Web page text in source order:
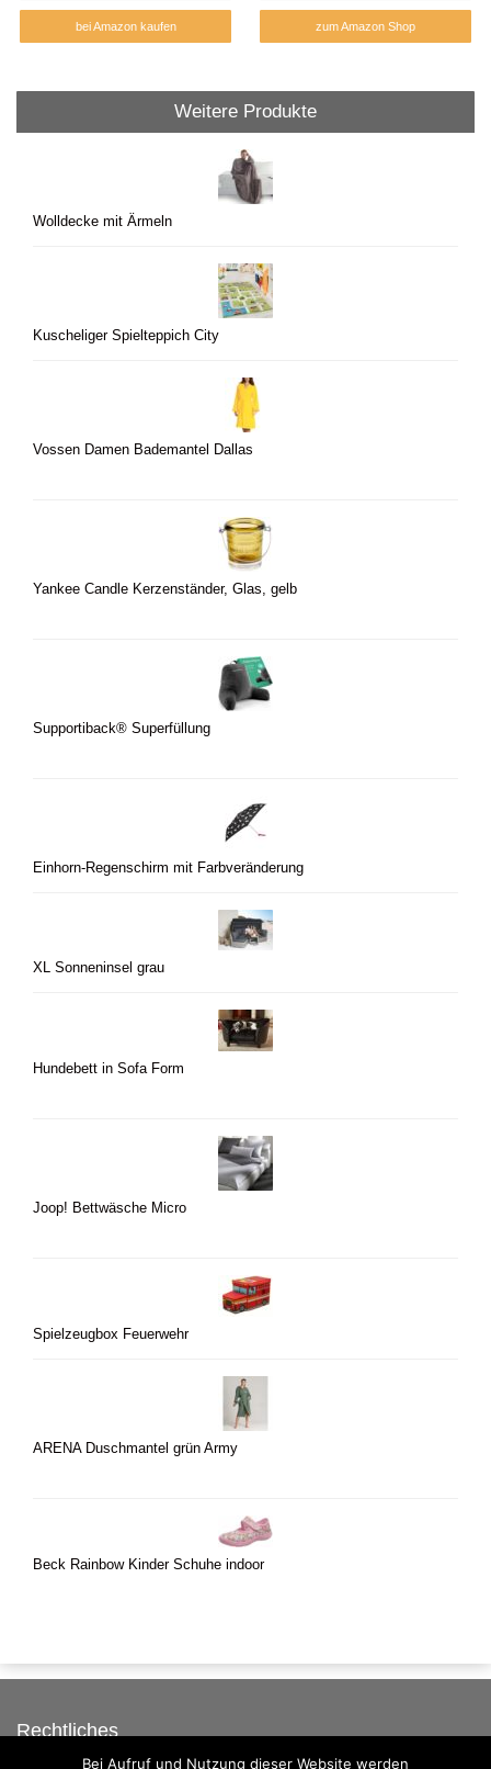
bei Amazon kaufen zum Amazon Shop
Weitere Produkte
Wolldecke mit Ärmeln
Kuscheliger Spielteppich City
Vossen Damen Bademantel Dallas
Yankee Candle Kerzenständer, Glas, gelb
Supportiback® Superfüllung
Einhorn-Regenschirm mit Farbveränderung
XL Sonneninsel grau
Hundebett in Sofa Form
Joop! Bettwäsche Micro
Spielzeugbox Feuerwehr
ARENA Duschmantel grün Army
Beck Rainbow Kinder Schuhe indoor
Rechtliches
Bei Aufruf und Nutzung dieser Website werden